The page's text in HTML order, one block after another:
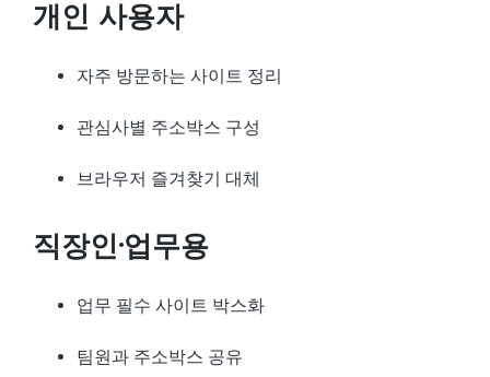
개인 사용자
자주 방문하는 사이트 정리
관심사별 주소박스 구성
브라우저 즐겨찾기 대체
직장인·업무용
업무 필수 사이트 박스화
팀원과 주소박스 공유